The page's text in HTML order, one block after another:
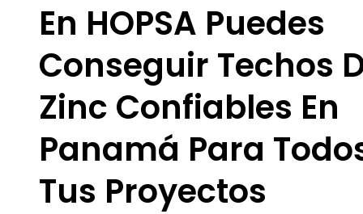
En HOPSA Puedes
Conseguir Techos
Zinc Confiables En
Panamá Para
Tus Proyectos